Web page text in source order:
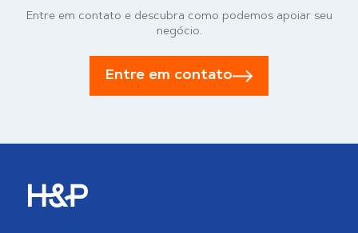
Entre em contato e descubra como podemos apoiar seu
negócio.
Entre em contato